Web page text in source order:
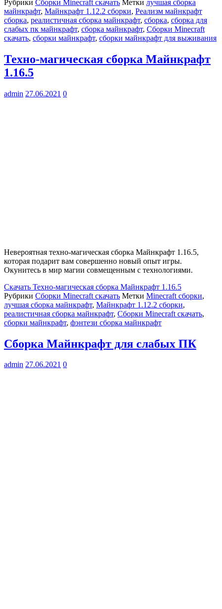
Рубрики Сборки Minecraft скачать Метки лучшая сборка
майнкрафт, Майнкрафт 1.12.2 сборки, Реализм майнкрафт
сборка, реалистичная сборка майнкрафт, сборка, сборка для
слабых пк майнкрафт, сборка майнкрафт, Сборки Minecraft
скачать, сборки майнкрафт, сборки майнкрафт для выживания
Техно-магическая сборка Майнкрафт
1.16.5
admin 27.06.2021 0
Невероятная техно-магическая сборка Майнкрафт 1.16.5,
которая подарит вам совершенно новый опыт игры.
Окунитесь в мир магии совмещенным с технологиями.
Скачать Техно-магическая сборка Майнкрафт 1.16.5
Рубрики Сборки Minecraft скачать Метки Minecraft сборки,
лучшая сборка майнкрафт, Майнкрафт 1.12.2 сборки,
реалистичная сборка майнкрафт, Сборки Minecraft скачать,
сборки майнкрафт, фэнтези сборка майнкрафт
Сборка Майнкрафт для слабых ПК
admin 27.06.2021 0